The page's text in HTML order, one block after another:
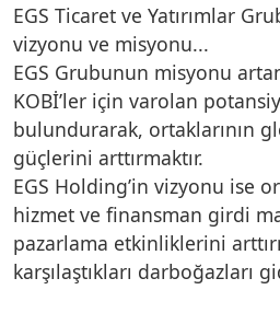
EGS Ticaret ve Yatırımlar
vizyonu ve misyonu...
EGS Grubunun misyonu
KOBİ’ler için varolan
bulundurarak, ortaklarının
güçlerini arttırmaktır.
EGS Holding’in vizyonu ise
hizmet ve finansman girdi
pazarlama etkinliklerini
karşılaştıkları darboğazları